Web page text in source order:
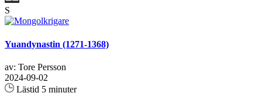
S
Yuandynastin (1271-1368)
av: Tore Persson
2024-09-02
Lästid 5 minuter